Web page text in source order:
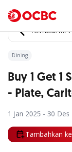
Kembali ke
Dining
Buy 1 Get 1
- Plate,
1 Jan 2025 - 30 Des
Tambahkan